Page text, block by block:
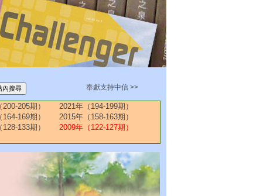
奉獻支持中信 >>
205期）
2021年（194-199期）
169期）
2015年（158-163期）
133期）
2009年（122-127期）